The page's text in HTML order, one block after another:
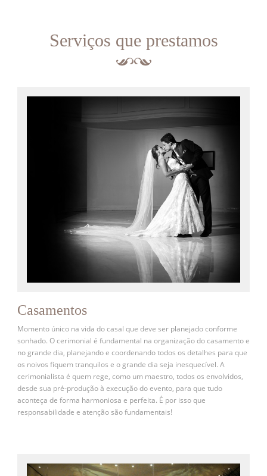
Serviços que prestamos
Casamentos
Momento único na vida do casal que deve ser planejado conforme
sonhado. O cerimonial é fundamental na organização do casamento e
no grande dia, planejando e coordenando todos os detalhes para que
os noivos fiquem tranquilos e o grande dia seja inesquecível. A
cerimonialista é quem rege, como um maestro, todos os envolvidos,
desde sua pré-produção à execução do evento, para que tudo
aconteça de forma harmoniosa e perfeita. É por isso que
responsabilidade e atenção são fundamentais!